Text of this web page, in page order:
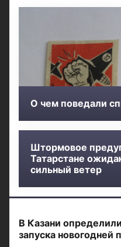
О чем поведали
Штормовое
Татарстане
сильный ветер
В Казани
запуска новогодней